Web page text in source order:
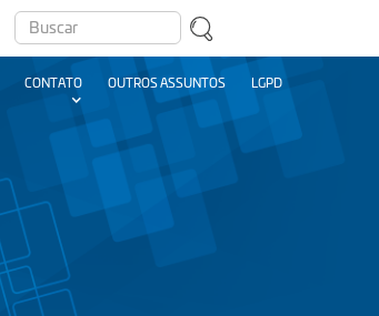
CONTATO OUTROS ASSUNTOS LGPD